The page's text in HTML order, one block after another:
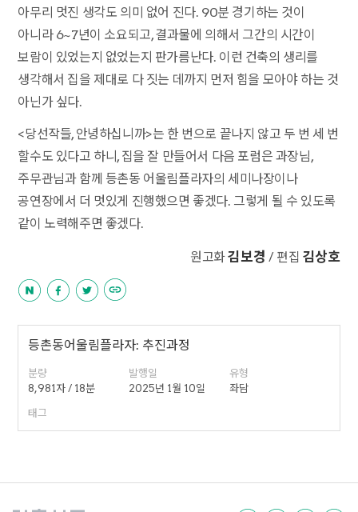
아무리 멋진 생각도 의미 없어 진다. 90분 경기하는 것이
아니라 6~7년이 소요되고, 결과물에 의해서 그간의 시간이
보람이 있었는지 없었는지 판가름난다. 이런 건축의 생리를
생각해서 집을 제대로 다 짓는 데까지 먼저 힘을 모아야 하는 것
아닌가 싶다.
<당선작들, 안녕하십니까>는 한 번으로 끝나지 않고 두 번 세 번
할수도 있다고 하니, 집을 잘 만들어서 다음 포럼은 과장님,
주무관님과 함께 등촌동 어울림플라자의 세미나장이나
공연장에서 더 멋있게 진행했으면 좋겠다. 그렇게 될 수 있도록
같이 노력해주면 좋겠다.
원고화김보경 / 편집 김상호
등촌동어울림플라자: 추진과정
분량
8,981자 / 18분
발행일
2025년 1월 10일
유형
좌담
태그